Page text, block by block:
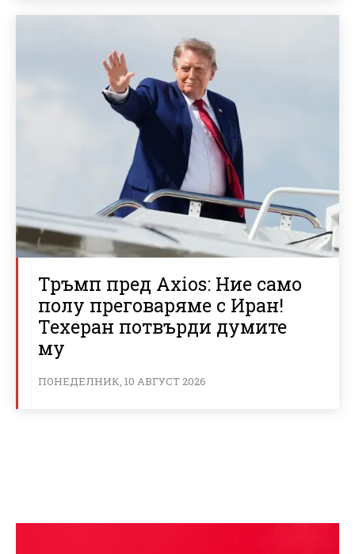
Тръмп пред Axios: Ние само
полу преговаряме с Иран!
Техеран потвърди думите
му
ПОНЕДЕЛНИК, 10 АВГУСТ 2026